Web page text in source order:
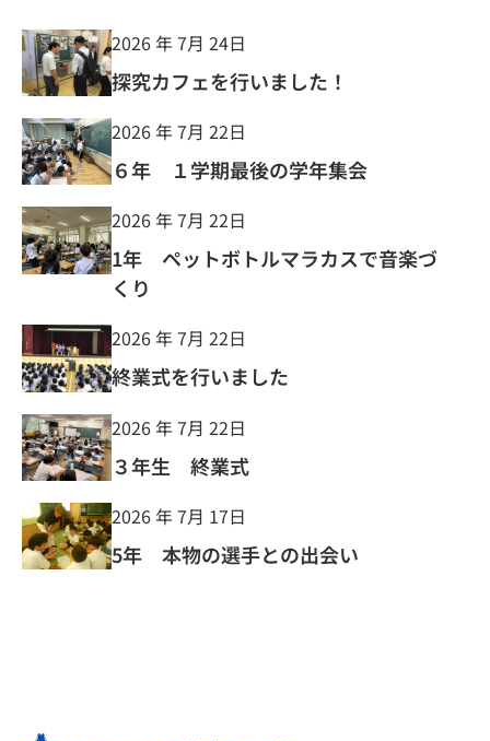
2026 年 7月 24日
探究カフェを行いました！
2026 年 7月 22日
６年 １学期最後の学年集会
2026 年 7月 22日
1年 ペットボトルマラカスで音楽づ
くり
2026 年 7月 22日
終業式を行いました
2026 年 7月 22日
３年生 終業式
2026 年 7月 17日
5年 本物の選手との出会い